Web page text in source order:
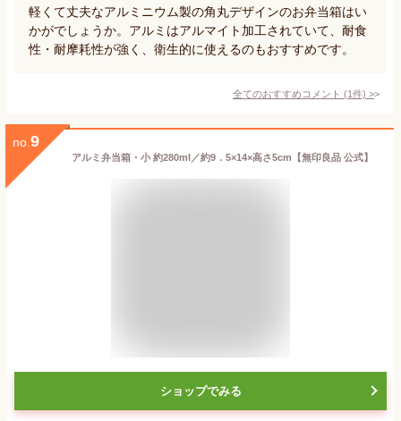
軽くて丈夫なアルミニウム製の角丸デザインのお弁当箱はい
かがでしょうか。アルミはアルマイト加工されていて、耐食
性・耐摩耗性が強く、衛生的に使えるのもおすすめです。
全てのおすすめコメント (1件) >
no. 9
アルミ弁当箱・小 約280ml／約9．5×14×高さ5cm【無印良品 公式】
ショップでみる